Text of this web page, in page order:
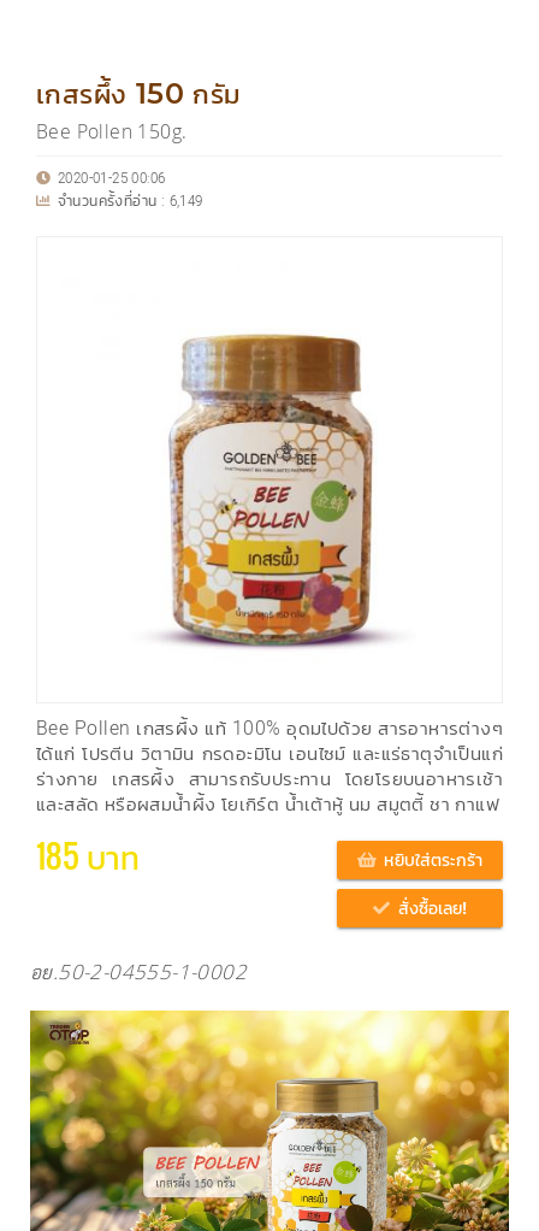
เกสรผึ้ง 150 กรัม
Bee Pollen 150g.
2020-01-25 00:06
จำนวนครั้งที่อ่าน : 6,149
Bee Pollen เกสรผึ้ง แท้ 100% อุดมไปด้วย สารอาหารต่างๆ
ได้แก่ โปรตีน วิตามิน กรดอะมิโน เอนไซม์ และแร่ธาตุจำเป็นแก่
ร่างกาย เกสรผึ้ง สามารถรับประทาน โดยโรยบนอาหารเช้า
และสลัด หรือผสมน้ำผึ้ง โยเกิร์ต น้ำเต้าหู้ นม สมูตตี้ ชา กาแฟ
185 บาท หยิบใส่ตระกร้า
สั่งซื้อเลย!
อย.50-2-04555-1-0002